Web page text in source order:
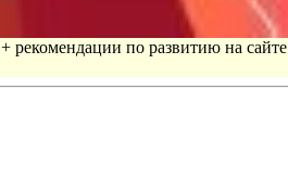
рекомендации по развитию на сайте